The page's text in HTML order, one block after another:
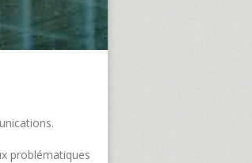
problématiques